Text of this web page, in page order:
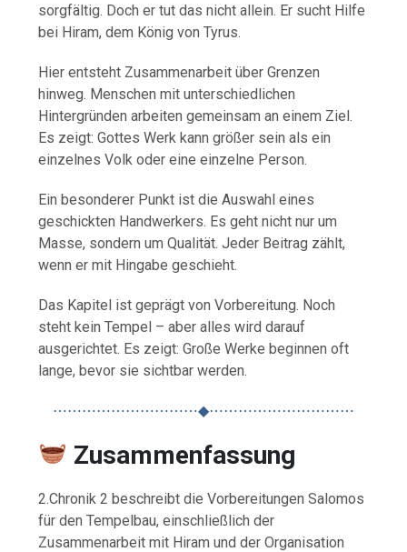
sorgfältig. Doch er tut das nicht allein. Er sucht Hilfe
bei Hiram, dem König von Tyrus.
Hier entsteht Zusammenarbeit über Grenzen
hinweg. Menschen mit unterschiedlichen
Hintergründen arbeiten gemeinsam an einem Ziel.
Es zeigt: Gottes Werk kann größer sein als ein
einzelnes Volk oder eine einzelne Person.
Ein besonderer Punkt ist die Auswahl eines
geschickten Handwerkers. Es geht nicht nur um
Masse, sondern um Qualität. Jeder Beitrag zählt,
wenn er mit Hingabe geschieht.
Das Kapitel ist geprägt von Vorbereitung. Noch
steht kein Tempel – aber alles wird darauf
ausgerichtet. Es zeigt: Große Werke beginnen oft
lange, bevor sie sichtbar werden.
⋯⋯⋯⋯⋯⋯⋯⋯⋯⋯◆⋯⋯⋯⋯⋯⋯⋯⋯⋯⋯
Zusammenfassung
2.Chronik 2 beschreibt die Vorbereitungen Salomos
für den Tempelbau, einschließlich der
Zusammenarbeit mit Hiram und der Organisation